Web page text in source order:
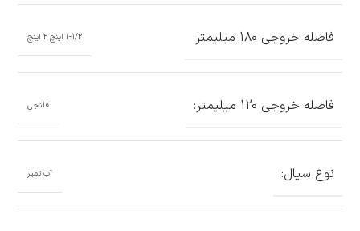
فاصله خروجی 180 میلیمتر: 1-1/2 اینچ 2 اینچ
فاصله خروجی 120 میلیمتر: فلنجی
نوع سیال: آب تمیز